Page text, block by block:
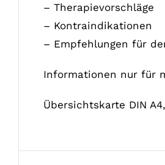
– Therapievorschläge
– Kontraindikationen
– Empfehlungen für
Informationen nur für
Übersichtskarte DIN